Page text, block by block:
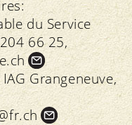
du Service
66 25,
ch
Grangeneuve,
ch